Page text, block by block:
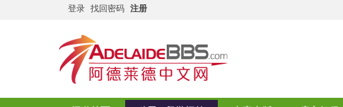
登录 找回密码 注册